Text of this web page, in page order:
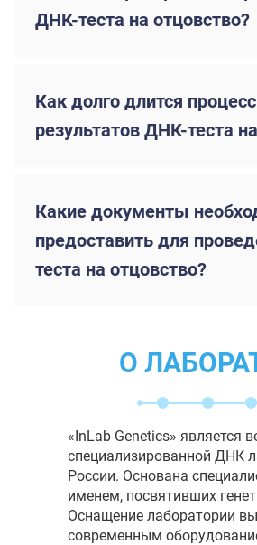
ДНК-теста на отцовство?
Как долго длится
результатов ДНК-теста
Какие документы
предоставить для
теста на отцовство?
О
«InLab Genetics» является
специализированной ДНК
России. Основана
именем, посвятивших
Оснащение лаборатории
современным